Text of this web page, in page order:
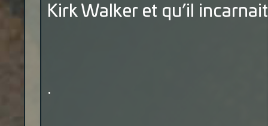
Kirk Walker et qu’il
.